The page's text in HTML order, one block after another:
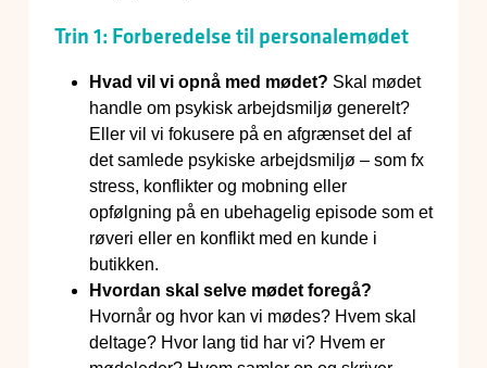
Trin 1: Forberedelse til personalemødet
Hvad vil vi opnå med mødet? Skal mødet
handle om psykisk arbejdsmiljø generelt?
Eller vil vi fokusere på en afgrænset del af
det samlede psykiske arbejdsmiljø – som fx
stress, konflikter og mobning eller
opfølgning på en ubehagelig episode som et
røveri eller en konflikt med en kunde i
butikken.
Hvordan skal selve mødet foregå?
Hvornår og hvor kan vi mødes? Hvem skal
deltage? Hvor lang tid har vi? Hvem er